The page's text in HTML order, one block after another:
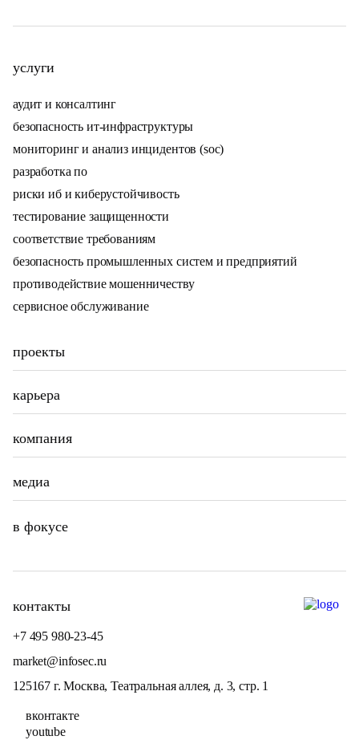
контакты
+7 495 980-23-45
market@infosec.ru
125167 г. Москва, Театральная аллея, д. 3, стр. 1
вконтакте
youtube
услуги
аудит и консалтинг
безопасность ит-инфраструктуры
мониторинг и анализ инцидентов (soc)
разработка по
риски иб и киберустойчивость
тестирование защищенности
соответствие требованиям
безопасность промышленных систем и предприятий
противодействие мошенничеству
сервисное обслуживание
проекты
карьера
компания
в фокусе
медиа